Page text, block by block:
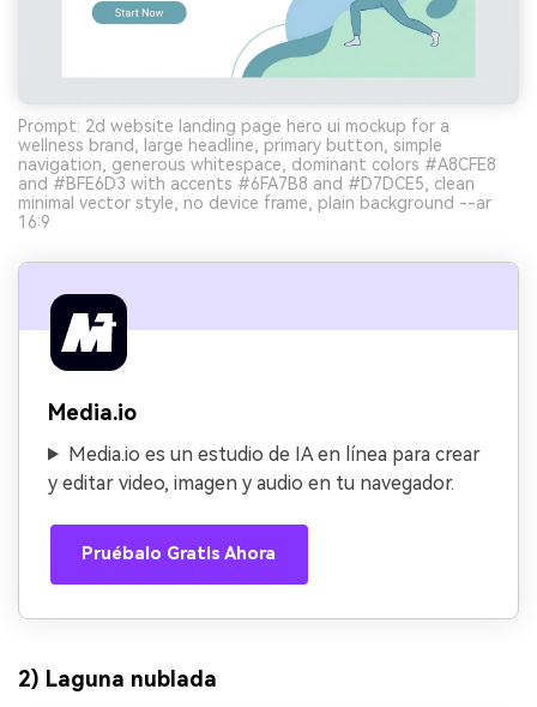
Prompt: 2d website landing page hero ui mockup for a
wellness brand, large headline, primary button, simple
navigation, generous whitespace, dominant colors #A8CFE8
and #BFE6D3 with accents #6FA7B8 and #D7DCE5, clean
minimal vector style, no device frame, plain background --ar
16:9
Media.io
Media.io es un estudio de IA en línea para crear
y editar video, imagen y audio en tu navegador.
Pruébalo Gratis Ahora
2) Laguna nublada